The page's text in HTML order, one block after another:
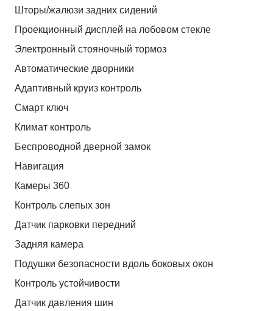
Шторы/жалюзи задних сидений
Проекционный дисплей на лобовом стекле
Электронный стояночный тормоз
Автоматические дворники
Адаптивный круиз контроль
Смарт ключ
Климат контроль
Беспроводной дверной замок
Навигация
Камеры 360
Контроль слепых зон
Датчик парковки передний
Задняя камера
Подушки безопасности вдоль боковых окон
Контроль устойчивости
Датчик давления шин